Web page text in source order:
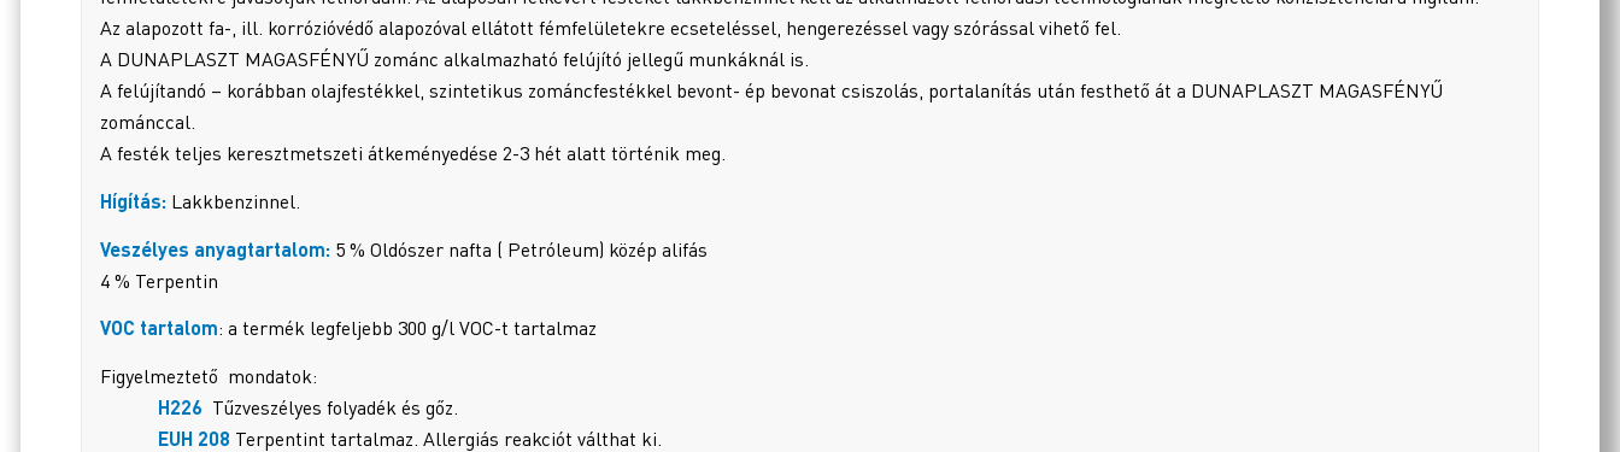
Az alapozott fa-, ill. korrózióvédő alapozóval ellátott fémfelületekre ecseteléssel, hengerezéssel vagy szórással vihető fel.
A DUNAPLASZT MAGASFÉNYŰ zománc alkalmazható felújító jellegű munkáknál is.
A felújítandó – korábban olajfestékkel, szintetikus zománcfestékkel bevont- ép bevonat csiszolás, portalanítás után festhető át a DUNAPLASZT MAGASFÉNYŰ
zománccal.
A festék teljes keresztmetszeti átkeményedése 2-3 hét alatt történik meg.
Hígítás: Lakkbenzinnel.
Veszélyes anyagtartalom: 5 % Oldószer nafta ( Petróleum) közép alifás
4 % Terpentin
VOC tartalom: a termék legfeljebb 300 g/l VOC-t tartalmaz
Figyelmeztető mondatok:
H226 Tűzveszélyes folyadék és gőz.
EUH 208 Terpentint tartalmaz. Allergiás reakciót válthat ki.